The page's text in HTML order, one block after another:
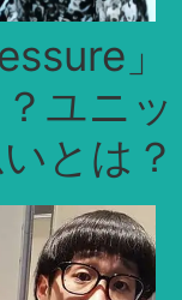
」
ユニッ
とは？